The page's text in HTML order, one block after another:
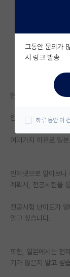
자유 게시판(
미국 유학 게
미국 대학원
대학원생 모
연구실(PI)
임용 정보 게
취업 게시판
PI 전용 게시
현재 인서울 중상위
입학 당시에는 국내
여러가지 이유로 일
인터넷으로 알아보
계획서, 전공시험을
전공시험 난이도가
알고 싶습니다.
또한, 일본에서는 전
기가 많은지 알고 싶
그동안 문의가
시 링크 발송
하루 동안 이